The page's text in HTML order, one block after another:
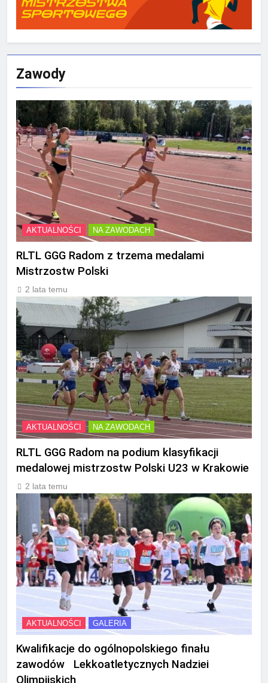
Zawody
AKTUALNOŚCI NA ZAWODACH
RLTL GGG Radom z trzema medalami
Mistrzostw Polski
2 lata temu
AKTUALNOŚCI NA ZAWODACH
RLTL GGG Radom na podium klasyfikacji
medalowej mistrzostw Polski U23 w Krakowie
2 lata temu
AKTUALNOŚCI GALERIA
Kwalifikacje do ogólnopolskiego finału
zawodów Lekkoatletycznych Nadziei
Olimpijskich